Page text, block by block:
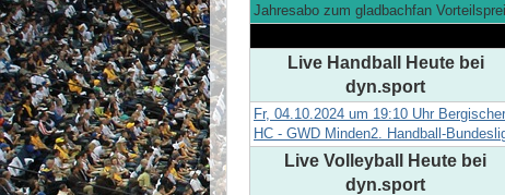
Jahresabo zum gladbachfan
Live Handball Heute bei
dyn.sport
Fr, 04.10.2024 um 19:10 Uhr Bergischer
HC - GWD Minden2. Handball-
Live Volleyball Heute bei
dyn.sport